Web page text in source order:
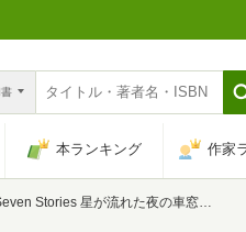
本ランキング 作家
Stories 星が流れた夜の車窓から